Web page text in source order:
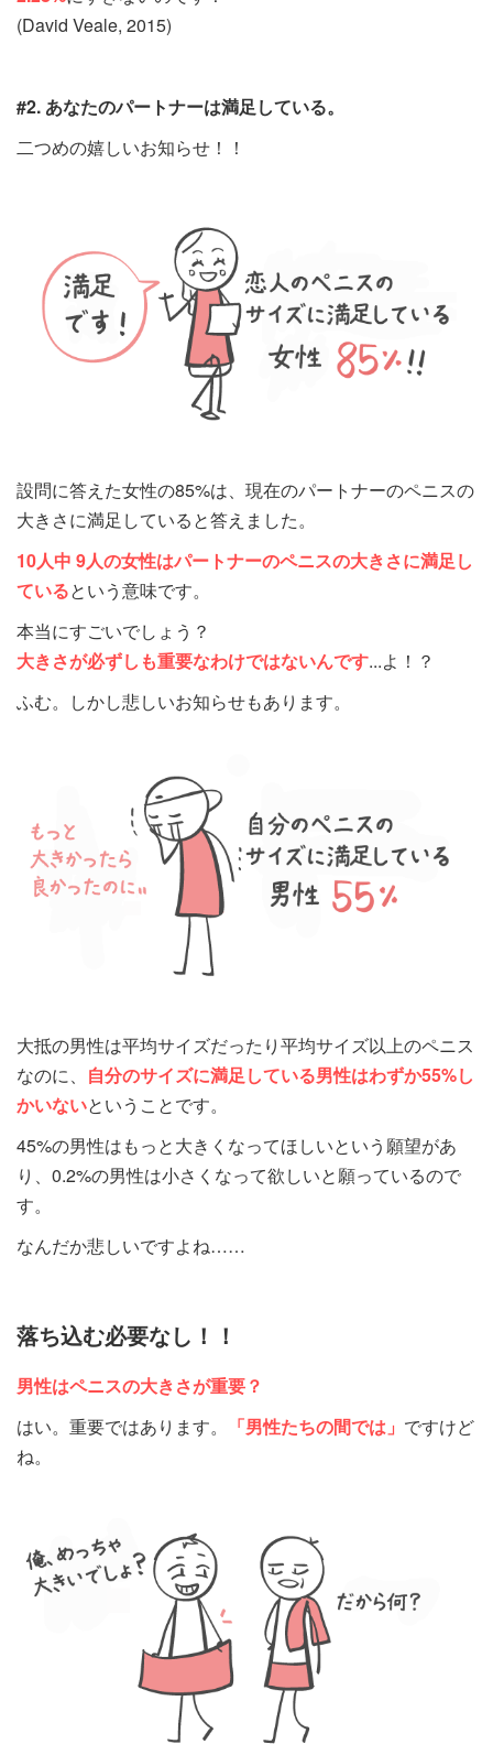
(David Veale, 2015)
#2. あなたのパートナーは満足している。
二つめの嬉しいお知らせ！！
設問に答えた女性の85%は、現在のパートナーのペニスの
大きさに満足していると答えました。
10人中 9人の女性はパートナーのペニスの大きさに満足し
ているという意味です。
本当にすごいでしょう？
大きさが必ずしも重要なわけではないんです...よ！？
ふむ。しかし悲しいお知らせもあります。
大抵の男性は平均サイズだったり平均サイズ以上のペニス
なのに、 自分のサイズに満足している男性はわずか55%し
かいないということです。
45%の男性はもっと大きくなってほしいという願望があ
り、0.2%の男性は小さくなって欲しいと願っているので
す。
なんだか悲しいですよね……
落ち込む必要なし！！
男性はペニスの大きさが重要？
はい。重要ではあります。
「男性たちの間では」 ですけど
ね。